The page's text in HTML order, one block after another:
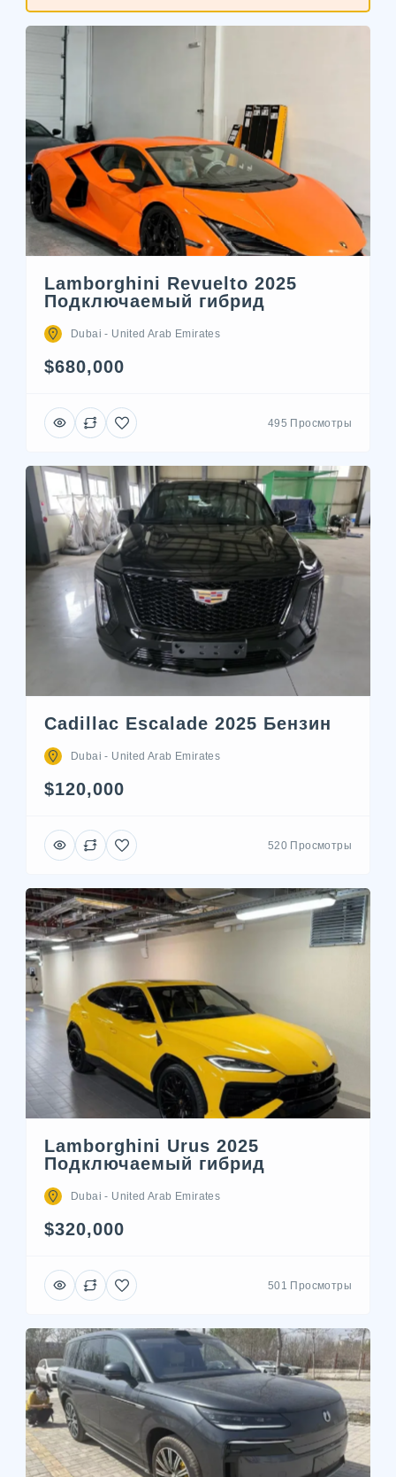
Lamborghini Revuelto 2025
Подключаемый гибрид
Dubai - United Arab Emirates
$680,000
495 Просмотры
Cadillac Escalade 2025 Бензин
Dubai - United Arab Emirates
$120,000
520 Просмотры
Lamborghini Urus 2025
Подключаемый гибрид
Dubai - United Arab Emirates
$320,000
501 Просмотры